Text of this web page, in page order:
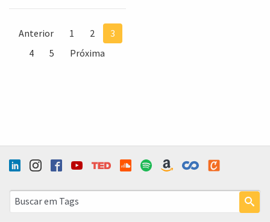
Anterior 1 2
3
4
5 Próxima